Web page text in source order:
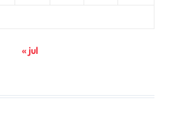
« jul